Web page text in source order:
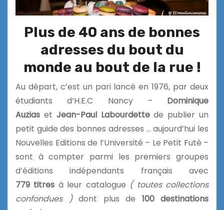
Plus de 40 ans de bonnes
adresses du bout du
monde au bout de la rue !
Au départ, c’est un pari lancé en 1976, par deux
étudiants d’H.E.C Nancy – Dominique
Auzias et Jean-Paul Labourdettede publier un
petit guide des bonnes adresses … aujourd’hui les
Nouvelles Editions de l’Université – Le Petit Futé –
sont à compter parmi les premiers groupes
d’éditions indépendants français avec
779 titres à leur catalogue ( toutes collections
confondues )dont plus de 100 destinations